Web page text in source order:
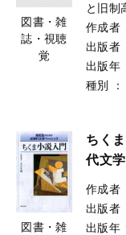
図書・雑
誌・視聴
覚
と旧制
作成者
出版者
出版年
種別
：
図書・雑
ちく
代文
作成者
出版者
出版年